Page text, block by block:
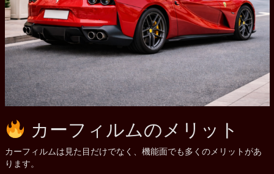
カーフィルムのメリット
カーフィルムは見た目だけでなく、機能面でも多くのメリットがあ
ります。